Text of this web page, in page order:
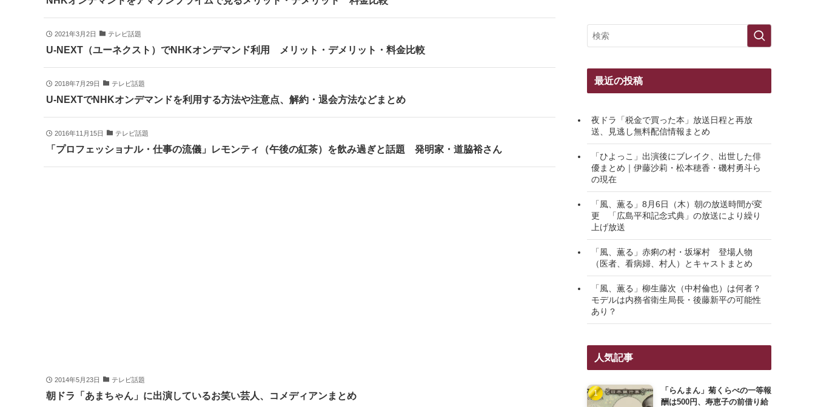
2021年3月2日 テレビ話題
U-NEXT（ユーネクスト）でNHKオンデマンド利用 メリット・デメリット・料金比較
2018年7月29日 テレビ話題
U-NEXTでNHKオンデマンドを利用する方法や注意点、解約・退会方法などまとめ
2016年11月15日 テレビ話題
「プロフェッショナル・仕事の流儀」レモンティ（午後の紅茶）を飲み過ぎと話題 発明家・道脇裕さん
2014年5月23日 テレビ話題
朝ドラ「あまちゃん」に出演しているお笑い芸人、コメディアンまとめ
最近の投稿
夜ドラ「税金で買った本」放送日程と再放
送、見逃し無料配信情報まとめ
「ひよっこ」出演後にブレイク、出世した俳
優まとめ｜伊藤沙莉・松本穂香・磯村勇斗ら
の現在
「風、薫る」8月6日（木）朝の放送時間が変
更 「広島平和記念式典」の放送により繰り
上げ放送
「風、薫る」赤痢の村・坂塚村 登場人物
（医者、看病婦、村人）とキャストまとめ
「風、薫る」柳生藤次（中村倫也）は何者？
モデルは内務省衛生局長・後藤新平の可能性
あり？
人気記事
「らんまん」菊くらべの一等報
酬は500円、寿恵子の前借り給